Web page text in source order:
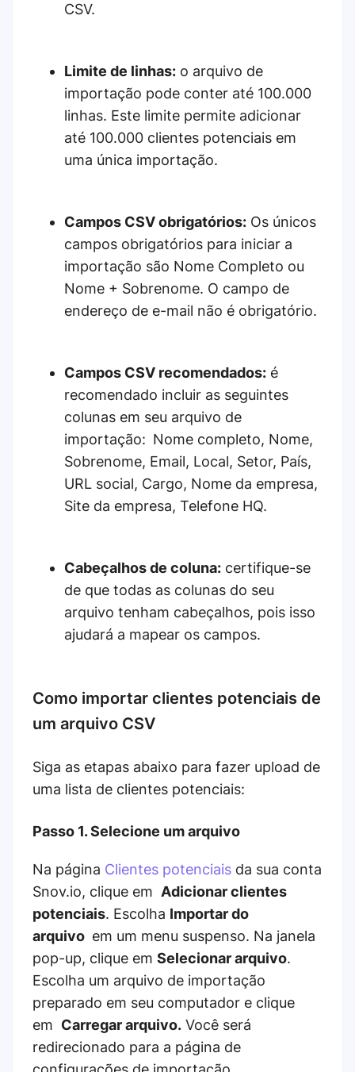
CSV.
Limite de linhas: o arquivo de
importação pode conter até 100.000
linhas. Este limite permite adicionar
até 100.000 clientes potenciais em
uma única importação.
Campos CSV obrigatórios: Os únicos
campos obrigatórios para iniciar a
importação são Nome Completo ou
Nome + Sobrenome. O campo de
endereço de e-mail não é obrigatório.
Campos CSV recomendados: é
recomendado incluir as seguintes
colunas em seu arquivo de
importação: Nome completo, Nome,
Sobrenome, Email, Local, Setor, País,
URL social, Cargo, Nome da empresa,
Site da empresa, Telefone HQ.
Cabeçalhos de coluna: certifique-se
de que todas as colunas do seu
arquivo tenham cabeçalhos, pois isso
ajudará a mapear os campos.
Como importar clientes potenciais de
um arquivo CSV
Siga as etapas abaixo para fazer upload de
uma lista de clientes potenciais:
Passo 1. Selecione um arquivo
Na página Clientes potenciais da sua conta
Snov.io, clique em Adicionar clientes
potenciais. Escolha Importar do
arquivo em um menu suspenso. Na janela
pop-up, clique em Selecionar arquivo.
Escolha um arquivo de importação
preparado em seu computador e clique
em Carregar arquivo. Você será
redirecionado para a página de